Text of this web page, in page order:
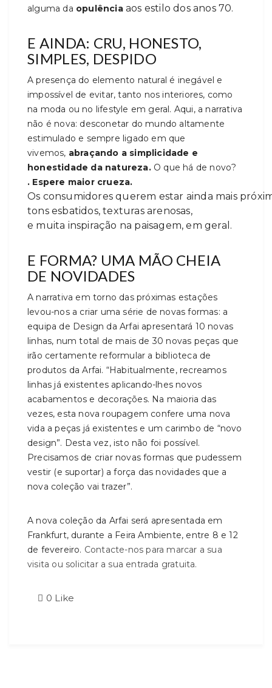
alguma da opulência aos estilo dos anos 70.
E AINDA: CRU, HONESTO,
SIMPLES, DESPIDO
A presença do elemento natural é inegável e
impossível de evitar, tanto nos interiores, como
na moda ou no lifestyle em geral. Aqui, a narrativa
não é nova: desconetar do mundo altamente
estimulado e sempre ligado em que
vivemos, abraçando a simplicidade e
honestidade da natureza.O que há de novo?
. Espere maior crueza.
Os consumidores querem estar ainda mais
tons esbatidos, texturas arenosas,
e muita inspiração na paisagem, em geral.
E FORMA? UMA MÃO CHEIA
DE NOVIDADES
A narrativa em torno das próximas estações
levou-nos a criar uma série de novas formas: a
equipa de Design da Arfai apresentará 10 novas
linhas, num total de mais de 30 novas peças que
irão certamente reformular a biblioteca de
produtos da Arfai. “Habitualmente, recreamos
linhas já existentes aplicando-lhes novos
acabamentos e decorações. Na maioria das
vezes, esta nova roupagem confere uma nova
vida a peças já existentes e um carimbo de “novo
design”. Desta vez, isto não foi possível.
Precisamos de criar novas formas que pudessem
vestir (e suportar) a força das novidades que a
nova coleção vai trazer”.
A nova coleção da Arfai será apresentada em
Frankfurt, durante a Feira Ambiente, entre 8 e 12
de fevereiro. Contacte-nos para marcar a sua
visita ou solicitar a sua entrada gratuita.
0 Like